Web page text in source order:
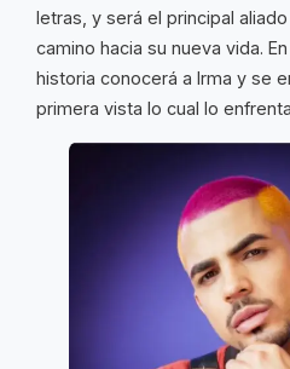
letras, y será el principal
camino hacia su nueva vida.
historia conocerá a Irma y se
primera vista lo cual lo